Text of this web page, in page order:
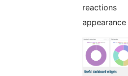
reactions
appearance